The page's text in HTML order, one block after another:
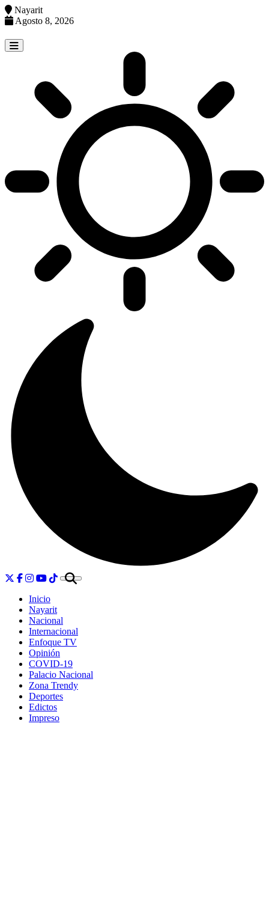
Nayarit
Agosto 8, 2026
to
content
Inicio
Nayarit
Nacional
Internacional
Enfoque TV
Opinión
COVID-19
Palacio Nacional
Zona Trendy
Deportes
Edictos
Impreso